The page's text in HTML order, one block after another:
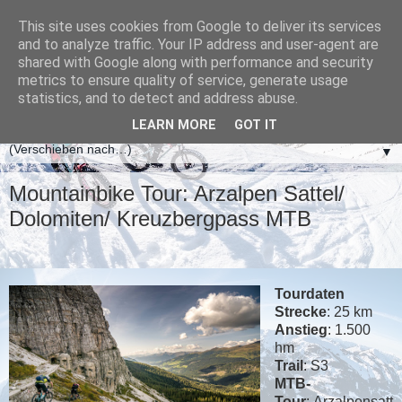
▼
Mountainbike Tour: Arzalpen Sattel/
Dolomiten/ Kreuzbergpass MTB
Tourdaten
Strecke: 25 km
Anstieg: 1.500
hm
Trail: S3
MTB-
This site uses cookies from Google to deliver its services
and to analyze traffic. Your IP address and user-agent are
shared with Google along with performance and security
metrics to ensure quality of service, generate usage
statistics, and to detect and address abuse.
LEARN MORE GOT IT